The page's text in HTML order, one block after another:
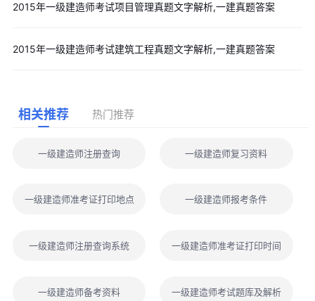
2015年一级建造师考试项目管理真题文字解析,一建真题答案
2015年一级建造师考试建筑工程真题文字解析,一建真题答案
相关推荐 热门推荐
一级建造师注册查询 一级建造师复习资料
一级建造师准考证打印地点 一级建造师报考条件
一级建造师注册查询系统 一级建造师准考证打印时间
一级建造师备考资料 一级建造师考试题库及解析